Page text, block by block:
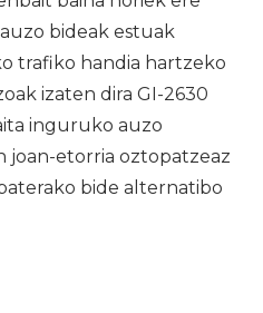
bideak estuak
trafiko handia hartzeko
izaten dira GI-2630
inguruko auzo
joan-etorria oztopatzeaz
bide alternatibo